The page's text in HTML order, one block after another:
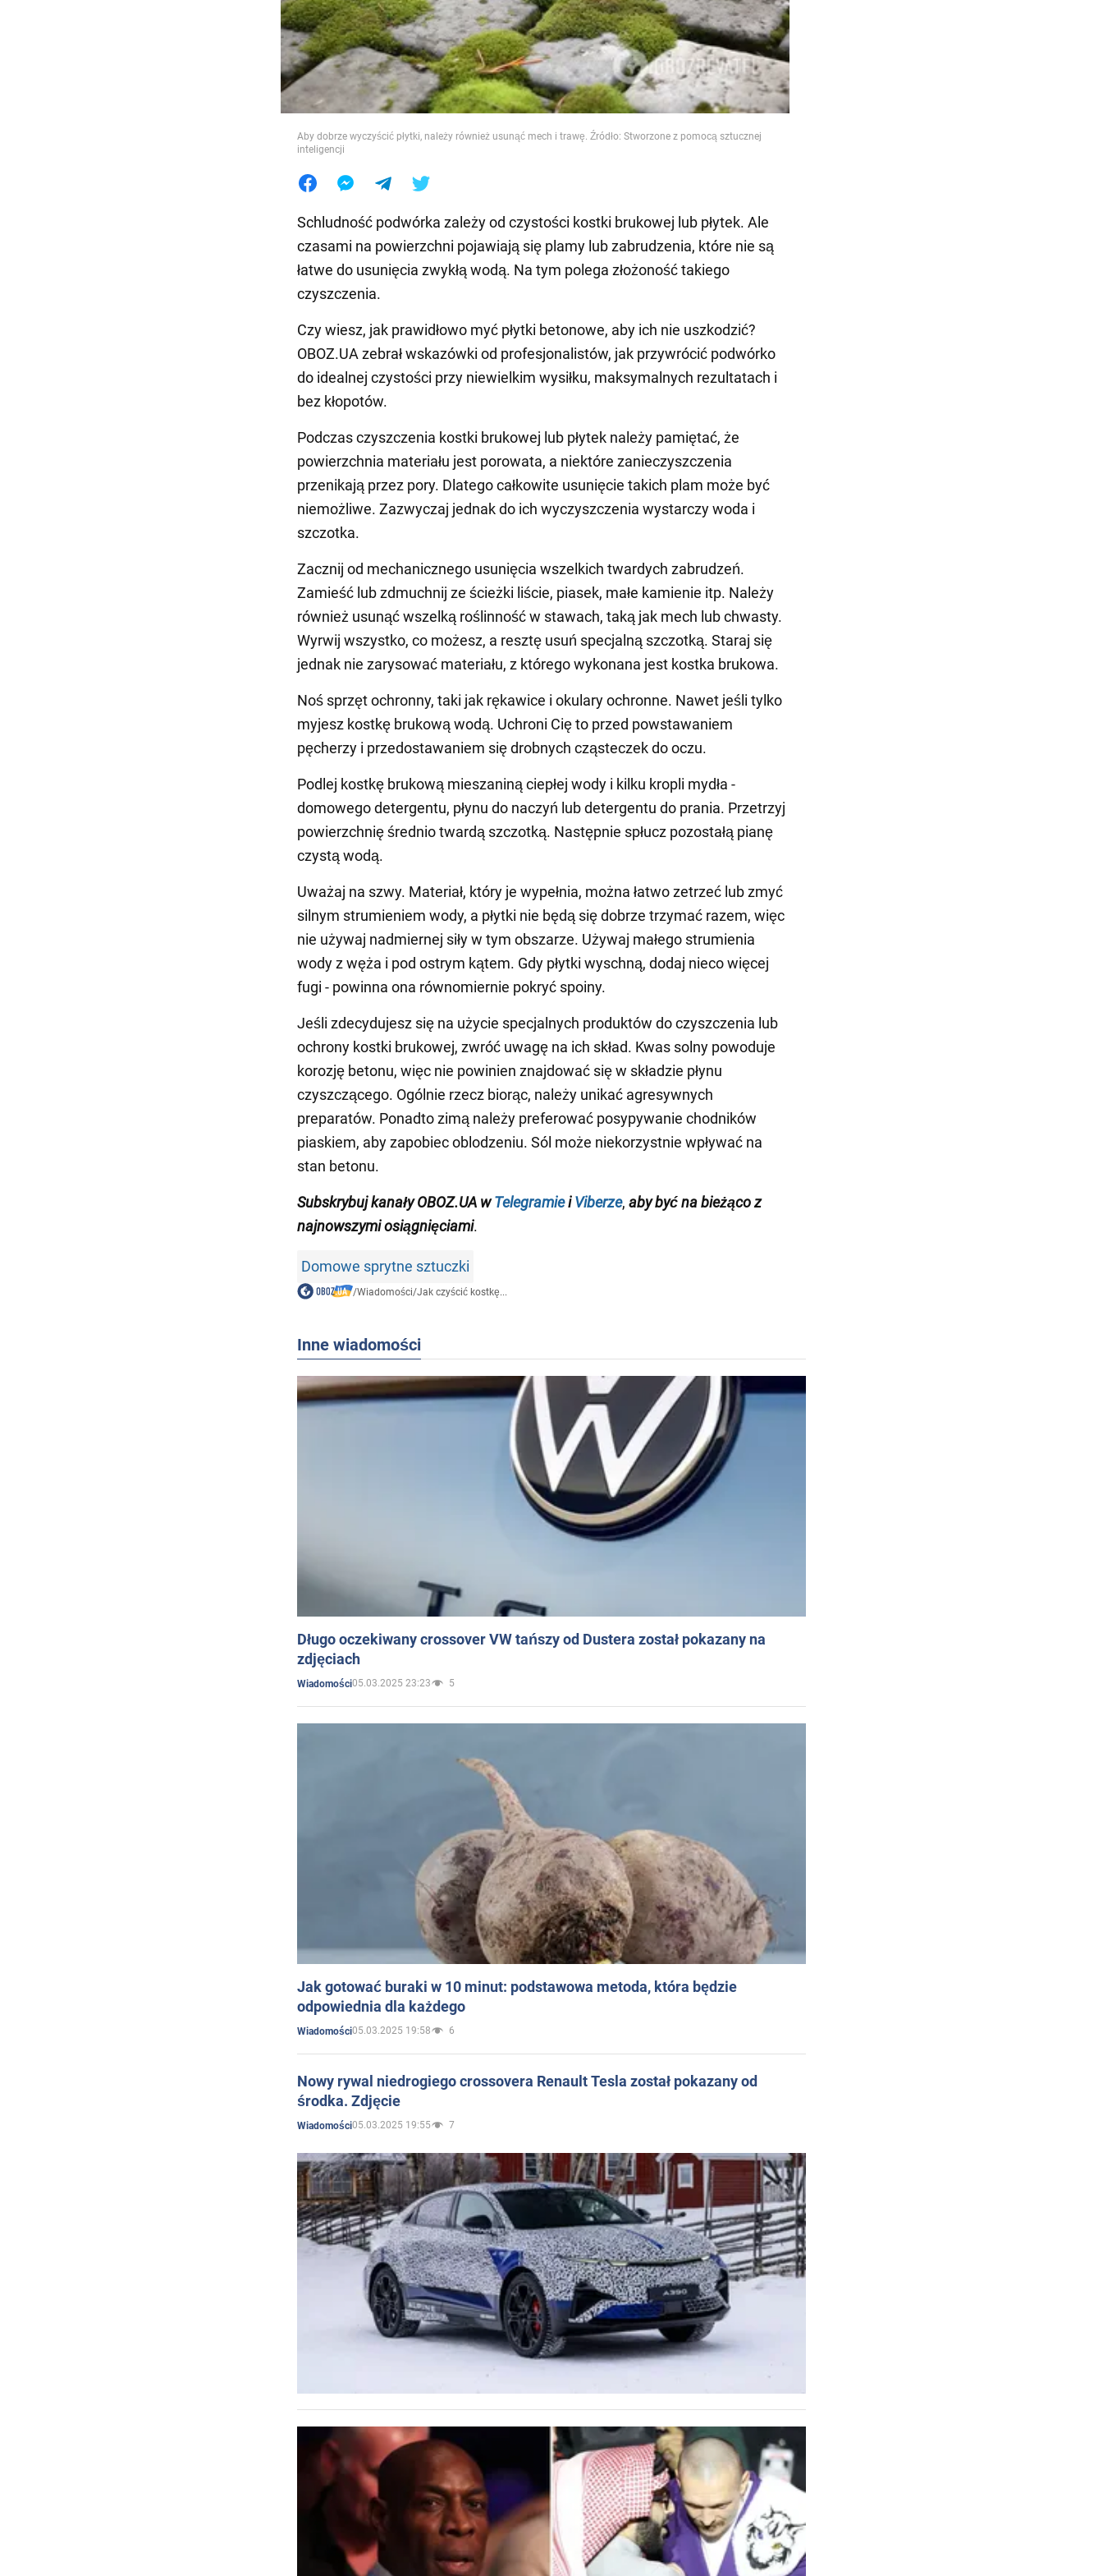
Jedzenie
Aby dobrze wyczyścić płytki, należy również usunąć mech i trawę. Źródło: Stworzone z pomocą sztucznej
inteligencji
Schludność podwórka zależy od czystości kostki brukowej lub płytek. Ale
czasami na powierzchni pojawiają się plamy lub zabrudzenia, które nie są
łatwe do usunięcia zwykłą wodą. Na tym polega złożoność takiego
czyszczenia.
Czy wiesz, jak prawidłowo myć płytki betonowe, aby ich nie uszkodzić?
OBOZ.UA zebrał wskazówki od profesjonalistów, jak przywrócić podwórko
do idealnej czystości przy niewielkim wysiłku, maksymalnych rezultatach i
bez kłopotów.
Podczas czyszczenia kostki brukowej lub płytek należy pamiętać, że
powierzchnia materiału jest porowata, a niektóre zanieczyszczenia
przenikają przez pory. Dlatego całkowite usunięcie takich plam może być
niemożliwe. Zazwyczaj jednak do ich wyczyszczenia wystarczy woda i
szczotka.
Zacznij od mechanicznego usunięcia wszelkich twardych zabrudzeń.
Zamieść lub zdmuchnij ze ścieżki liście, piasek, małe kamienie itp. Należy
również usunąć wszelką roślinność w stawach, taką jak mech lub chwasty.
Wyrwij wszystko, co możesz, a resztę usuń specjalną szczotką. Staraj się
jednak nie zarysować materiału, z którego wykonana jest kostka brukowa.
Noś sprzęt ochronny, taki jak rękawice i okulary ochronne. Nawet jeśli tylko
myjesz kostkę brukową wodą. Uchroni Cię to przed powstawaniem
pęcherzy i przedostawaniem się drobnych cząsteczek do oczu.
Podlej kostkę brukową mieszaniną ciepłej wody i kilku kropli mydła -
domowego detergentu, płynu do naczyń lub detergentu do prania. Przetrzyj
powierzchnię średnio twardą szczotką. Następnie spłucz pozostałą pianę
czystą wodą.
Uważaj na szwy. Materiał, który je wypełnia, można łatwo zetrzeć lub zmyć
silnym strumieniem wody, a płytki nie będą się dobrze trzymać razem, więc
nie używaj nadmiernej siły w tym obszarze. Używaj małego strumienia
wody z węża i pod ostrym kątem. Gdy płytki wyschną, dodaj nieco więcej
fugi - powinna ona równomiernie pokryć spoiny.
Jeśli zdecydujesz się na użycie specjalnych produktów do czyszczenia lub
ochrony kostki brukowej, zwróć uwagę na ich skład. Kwas solny powoduje
korozję betonu, więc nie powinien znajdować się w składzie płynu
czyszczącego. Ogólnie rzecz biorąc, należy unikać agresywnych
preparatów. Ponadto zimą należy preferować posypywanie chodników
piaskiem, aby zapobiec oblodzeniu. Sól może niekorzystnie wpływać na
stan betonu.
Subskrybuj kanały OBOZ.UA wTelegramieiViberze, aby być na bieżąco z
najnowszymi osiągnięciami.
Domowe sprytne sztuczki
/Wiadomości/Jak czyścić kostkę...
Inne wiadomości
Długo oczekiwany crossover VW tańszy od Dustera został pokazany na
zdjęciach
Wiadomości05.03.2025 23:23 5
Jak gotować buraki w 10 minut: podstawowa metoda, która będzie
odpowiednia dla każdego
Wiadomości05.03.2025 19:58 6
Nowy rywal niedrogiego crossovera Renault Tesla został pokazany od
środka. Zdjęcie
Wiadomości05.03.2025 19:55 7